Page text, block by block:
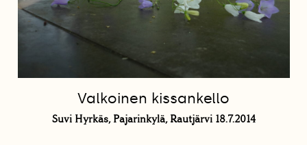
Valkoinen kissankello
Suvi Hyrkäs, Pajarinkylä, Rautjärvi 18.7.2014